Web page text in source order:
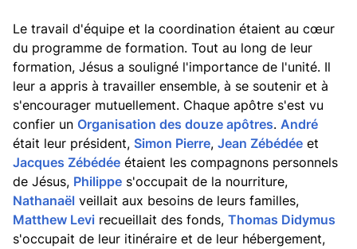
Le travail d'équipe et la coordination étaient au cœur
du programme de formation. Tout au long de leur
formation, Jésus a souligné l'importance de l'unité. Il
leur a appris à travailler ensemble, à se soutenir et à
s'encourager mutuellement. Chaque apôtre s'est vu
confier un Organisation des douze apôtres. André
était leur président, Simon Pierre, Jean Zébédée et
Jacques Zébédée étaient les compagnons personnels
de Jésus, Philippe s'occupait de la nourriture,
Nathanaël veillait aux besoins de leurs familles,
Matthew Levi recueillait des fonds, Thomas Didymus
s'occupait de leur itinéraire et de leur hébergement,